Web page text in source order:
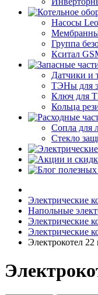
Насосы
Группа
Кситал
Датчики и
ТЭНы для
Ключ для
Кольца
Сопла для
Стекло
Электрические
Напольные
Электрические
Электрические
Электрокотел